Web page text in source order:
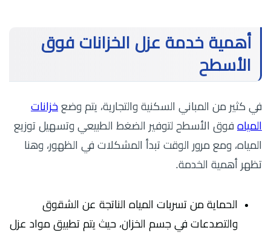
أهمية خدمة عزل الخزانات فوق
الأسطح
في كثير من المباني السكنية والتجارية، يتم وضع خزانات
المياه فوق الأسطح لتوفير الضغط الطبيعي وتسهيل توزيع
المياه، ومع مرور الوقت تبدأ المشكلات في الظهور، وهنا
تظهر أهمية الخدمة.
الحماية من تسربات المياه الناتجة عن الشقوق
والتصدعات في جسم الخزان، حيث يتم تطبيق مواد عزل